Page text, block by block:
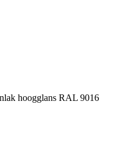
hoogglans RAL 9016